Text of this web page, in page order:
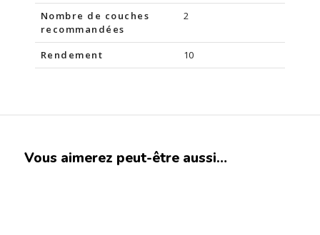
Nombre de couches
recommandées
2
Rendement 10
Vous aimerez peut-être aussi…